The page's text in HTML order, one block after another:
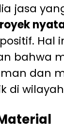
jasa
Hal
bahwa
dan
di